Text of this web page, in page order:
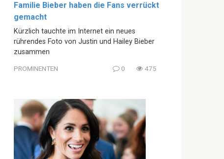
Familie Bieber haben die Fans verrückt
gemacht
Kürzlich tauchte im Internet ein neues
rührendes Foto von Justin und Hailey Bieber
zusammen
PROMINENTEN 0 475